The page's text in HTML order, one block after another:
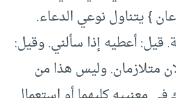
} يتناول نوعي الدعاء.
قيل: أعطيه إذا سألني. وقيل:
متلازمان. وليس هذا من